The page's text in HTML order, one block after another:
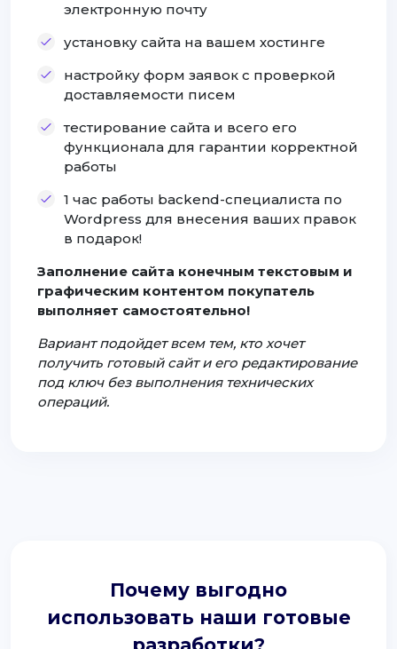
электронную почту
установку сайта на вашем хостинге
настройку форм заявок с проверкой
доставляемости писем
тестирование сайта и всего его
функционала для гарантии корректной
работы
1 час работы backend-специалиста по
Wordpress для внесения ваших правок
в подарок!
Заполнение сайта конечным текстовым и
графическим контентом покупатель
выполняет самостоятельно!
Вариант подойдет всем тем, кто хочет
получить готовый сайт и его редактирование
под ключ без выполнения технических
операций.
Почему выгодно
использовать наши готовые